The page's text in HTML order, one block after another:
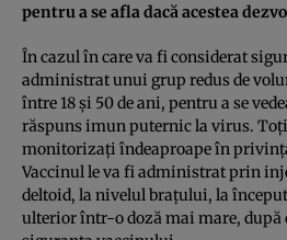
pentru a se afla dacă acestea
În cazul în care va fi considerat
administrat unui grup redus de
între 18 şi 50 de ani, pentru a se
răspuns imun puternic la virus.
monitorizaţi îndeaproape în
Vaccinul le va fi administrat prin
deltoid, la nivelul braţului, la
ulterior într-o doză mai mare, după